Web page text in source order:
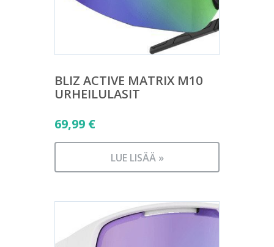
BLIZ ACTIVE MATRIX M10
URHEILULASIT
69,99 €
LUE LISÄÄ »